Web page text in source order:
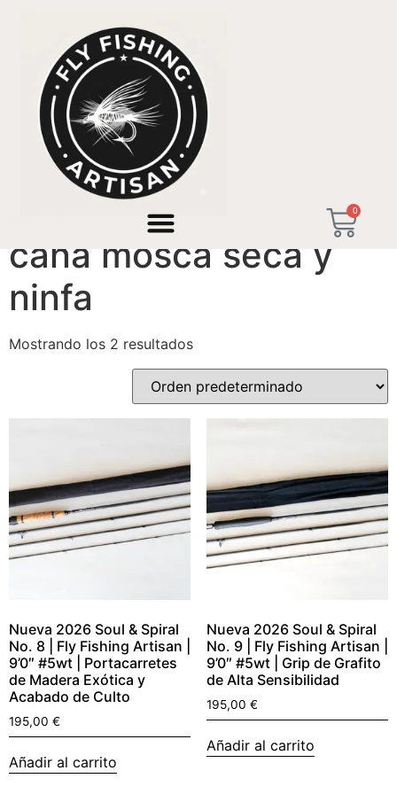
0
/ Productos etiquetados “caña mosca seca y
caña mosca seca y
ninfa
Mostrando los 2 resultados
Nueva 2026 Soul & Spiral
No. 8 | Fly Fishing Artisan |
9’0″ #5wt | Portacarretes
de Madera Exótica y
Acabado de Culto
195,00 €
Añadir al carrito
Nueva 2026 Soul & Spiral
No. 9 | Fly Fishing Artisan |
9’0″ #5wt | Grip de Grafito
de Alta Sensibilidad
195,00 €
Añadir al carrito